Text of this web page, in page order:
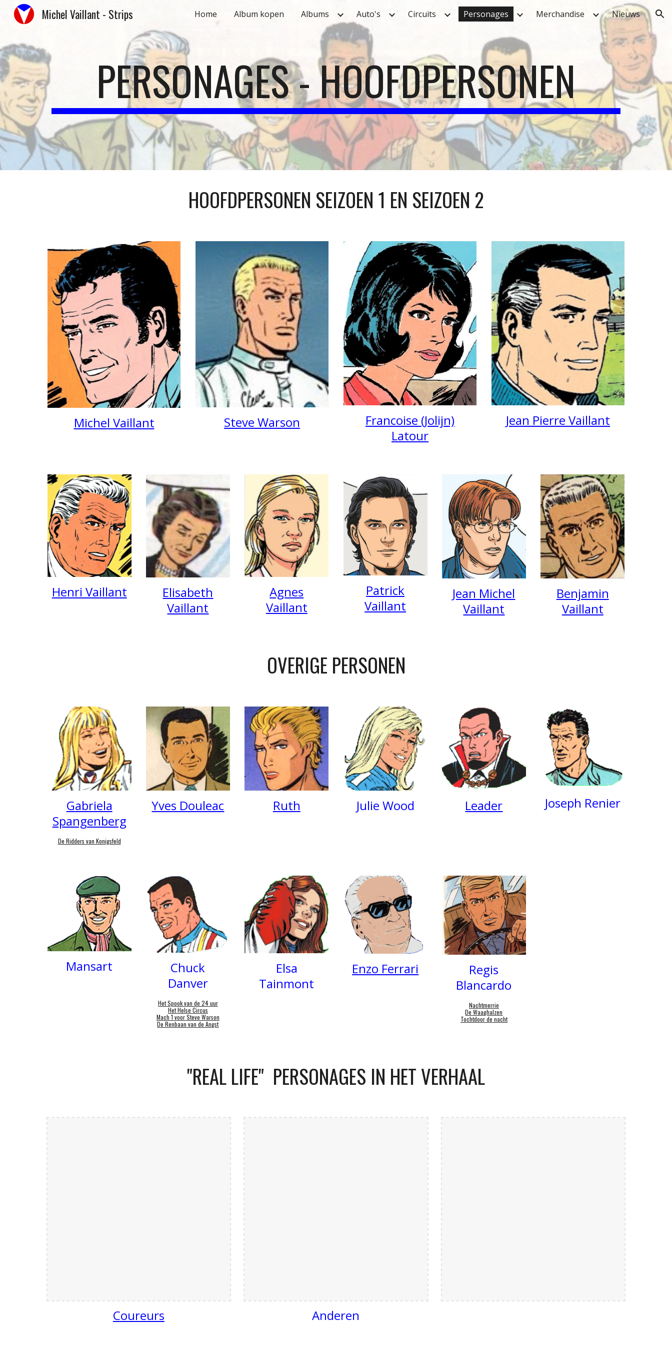
Skip to main content Skip to navigation
Michel Vaillant - Strips Home Album kopen Albums Auto's Circuits Personages Merchandise Nieuws
PERSONAGES - HOOFDPERSONEN
HOOFDPERSONEN SEIZOEN 1 EN SEIZOEN 2
Michel Vaillant Steve Warson
Francoise (Jolijn)
Latour
Jean Pierre Vaillant
Henri Vaillant
Elisabeth
Vaillant
Agnes
Vaillant
Patrick
Vaillant
Jean Michel
Vaillant
Benjamin
Vaillant
OVERIGE PERSONEN
Gabriela
Spangenberg
De Ridders van Konigsfeld
Yves Douleac Ruth Julie Wood Leader Joseph Renier
Mansart
Chuck
Danver
Het Spook van de 24 uur
Het Helse Circus
Mach 1 voor Steve Warson
De Renbaan van de Angst
Elsa
Tainmont
Enzo Ferrari
Regis
Blancardo
Nachtmerrie
De Waaghalzen
Tochtdoor de nacht
"REAL LIFE" PERSONAGES IN HET VERHAAL
Coureurs Anderen